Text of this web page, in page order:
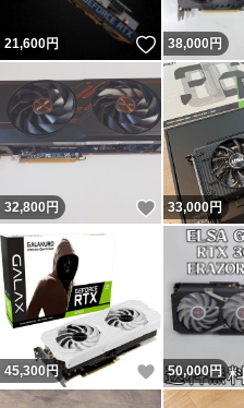
21,600円 いいね！
38,000円
32,800円 いいね！
33,000円
45,300 円 いいね！
50,000円